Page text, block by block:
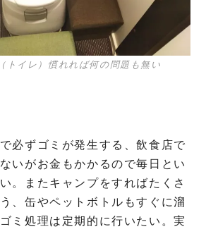
トイレ）慣れれば何の問題も無い
必ずゴミが発生する、飲食店で
いがお金もかかるので毎日とい
。またキャンプをすればたくさ
、缶やペットボトルもすぐに溜
ミ処理は定期的に行いたい。実